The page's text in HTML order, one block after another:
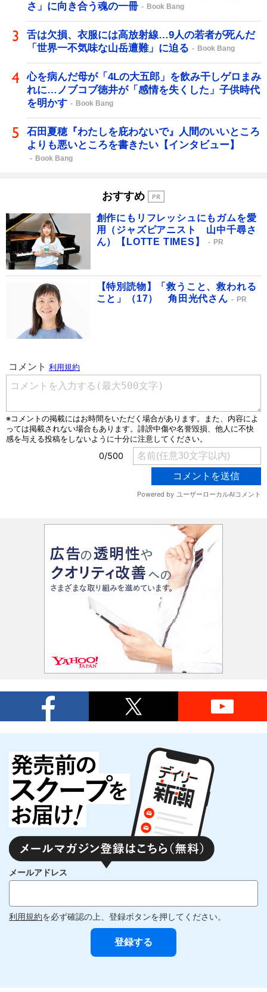
さ」に向き合う魂の一冊
Book Bang
舌は欠損、衣服には高放射線…9人の若者が死んだ
「世界一不気味な山岳遭難」に迫る
Book Bang
心を病んだ母が「4Lの大五郎」を飲み干しゲロまみ
れに…ノブコブ徳井が「感情を失くした」子供時代
を明かす
Book Bang
石田夏穂『わたしを庇わないで』人間のいいところ
よりも悪いところを書きたい【インタビュー】
Book Bang
おすすめ
創作にもリフレッシュにもガムを愛
用（ジャズピアニスト 山中千尋さ
ん）【LOTTE TIMES】
PR
【特別読物】「救うこと、救われる
こと」（17） 角田光代さん
PR
メールアドレス
利用規約を必ず確認の上、登録ボタンを押してください。